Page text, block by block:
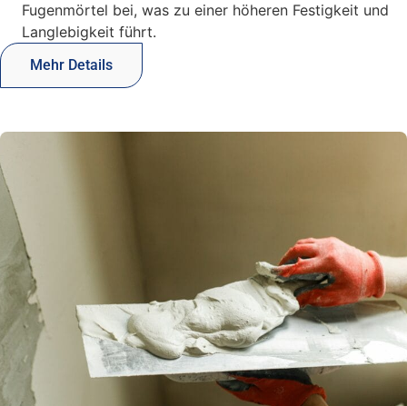
Fugenmörtel bei, was zu einer höheren Festigkeit und
Langlebigkeit führt.
Mehr Details